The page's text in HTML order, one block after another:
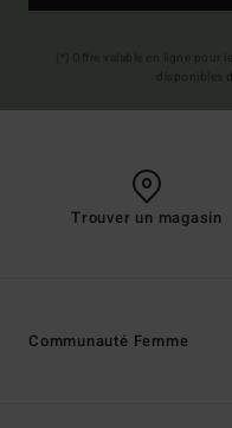
Trouver un magasin
Communauté Femme